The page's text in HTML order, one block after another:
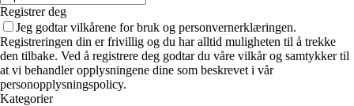
Registrer deg
Jeg godtar vilkårene for bruk og personvernerklæringen.
Registreringen din er frivillig og du har alltid muligheten til å trekke
den tilbake. Ved å registrere deg godtar du våre vilkår og samtykker til
at vi behandler opplysningene dine som beskrevet i vår
personopplysningspolicy.
Kategorier